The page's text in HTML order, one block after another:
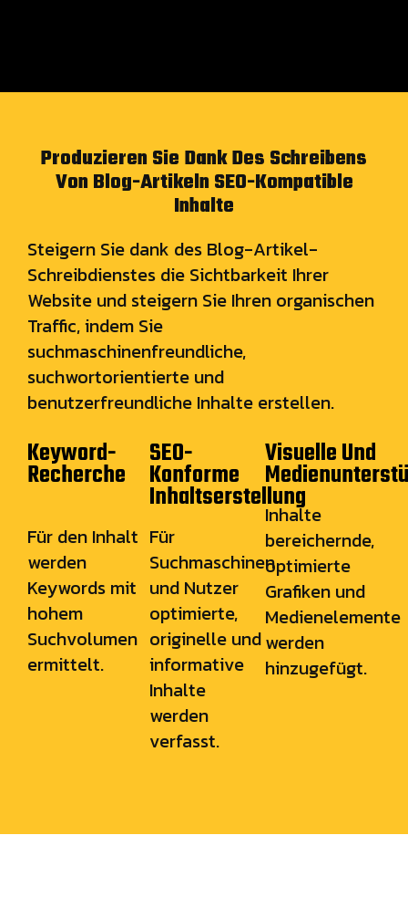
Produzieren Sie Dank Des Schreibens
Von Blog-Artikeln SEO-Kompatible
Inhalte
Steigern Sie dank des Blog-Artikel-
Schreibdienstes die Sichtbarkeit Ihrer
Website und steigern Sie Ihren organischen
Traffic, indem Sie
suchmaschinenfreundliche,
suchwortorientierte und
benutzerfreundliche Inhalte erstellen.
Keyword-
Recherche
Für den Inhalt
werden
Keywords mit
hohem
Suchvolumen
ermittelt.
SEO-
Konforme
Inhaltserstellung
Für
Suchmaschinen
und Nutzer
optimierte,
originelle und
informative
Inhalte
werden
verfasst.
Visuelle Und
Inhalte
bereichernde,
optimierte
Grafiken und
Medienelemente
werden
hinzugefügt.